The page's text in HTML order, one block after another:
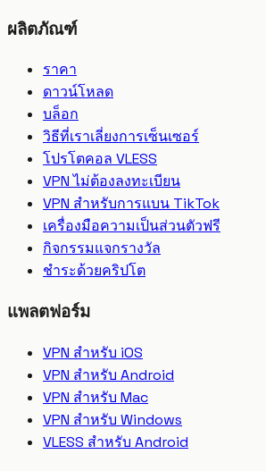
ผลิตภัณฑ์
ราคา
ดาวน์โหลด
บล็อก
วิธีที่เราเลี่ยงการเซ็นเซอร์
โปรโตคอล VLESS
VPN ไม่ต้องลงทะเบียน
VPN สำหรับการแบน TikTok
เครื่องมือความเป็นส่วนตัวฟรี
กิจกรรมแจกรางวัล
ชำระด้วยคริปโต
แพลตฟอร์ม
VPN สำหรับ iOS
VPN สำหรับ Android
VPN สำหรับ Mac
VPN สำหรับ Windows
VLESS สำหรับ Android